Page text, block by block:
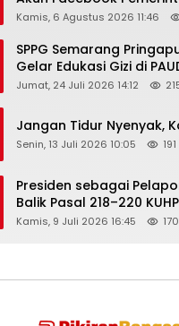
Rembang “Dirujak”
Kamis, 6 Agustus 2026 11:46
SPPG Semarang
Gelar Edukasi Gizi di
Peringati Hari Anak
Jumat, 24 Juli 2026 14:12
Jangan Tidur Nyenyak,
Senin, 13 Juli 2026 10:05 191
Presiden sebagai
Balik Pasal 218–220 KUHP
Kamis, 9 Juli 2026 16:45 170